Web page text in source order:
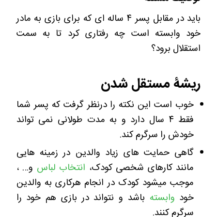
باید در مقابل پسر ۴ ساله ای که برای بازی به مادر
خود وابسته است چه رفتاری کرد تا به سمت
استقلال برود؟
ریشۀ مستقل شدن
خوب است این نکته را درنظر گرفت که پسر شما
فقط ۴ سال دارد و به مدت طولانی نمی تواند
خودش را سرگرم کند.
گاهی حمایت های زیاد والدین در زمینه هایی
مانند کارهای شخصی کودک، انتخاب لباس و… ،
موجب میشود کودک در انجام هرکاری به والدین
خود وابسته باشد و نتواند در بازی هم خود را
سرگرم کنند.